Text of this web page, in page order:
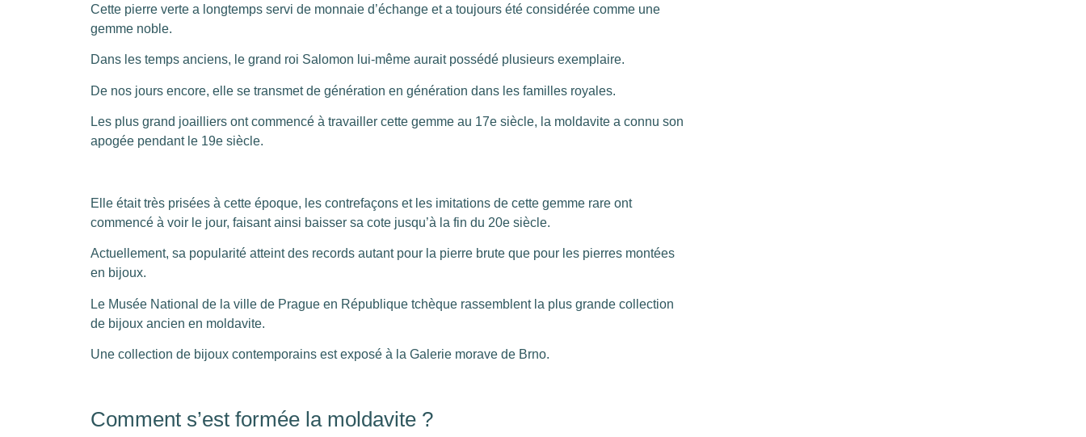
Cette pierre verte a longtemps servi de monnaie d’échange et a toujours été considérée comme une
gemme noble.
Dans les temps anciens, le grand roi Salomon lui-même aurait possédé plusieurs exemplaire.
De nos jours encore, elle se transmet de génération en génération dans les familles royales.
Les plus grand joailliers ont commencé à travailler cette gemme au 17e siècle, la moldavite a connu son
apogée pendant le 19e siècle.
Elle était très prisées à cette époque, les contrefaçons et les imitations de cette gemme rare ont
commencé à voir le jour, faisant ainsi baisser sa cote jusqu’à la fin du 20e siècle.
Actuellement, sa popularité atteint des records autant pour la pierre brute que pour les pierres montées
en bijoux.
Le Musée National de la ville de Prague en République tchèque rassemblent la plus grande collection
de bijoux ancien en moldavite.
Une collection de bijoux contemporains est exposé à la Galerie morave de Brno.
Comment s’est formée la moldavite ?